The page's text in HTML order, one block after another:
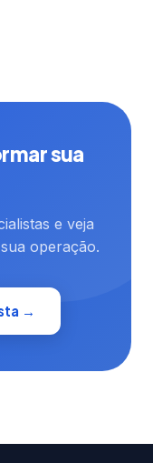
sua
e veja
operação.
→